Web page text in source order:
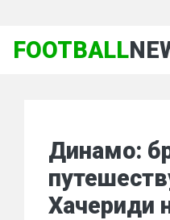
FOOTBALL
Динамо:
Хачериди